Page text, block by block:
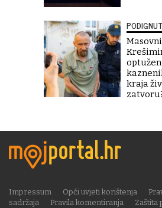
optužen
kraja
Impressum Opći uvjeti korištenja
sadržaja
Pravila komentiranja Zaštita